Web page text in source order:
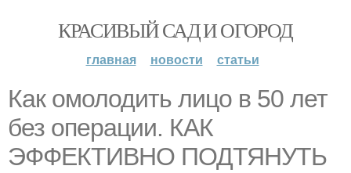
КРАСИВЫЙ САД И ОГОРОД
главная новости статьи
Как омолодить лицо в 50 лет
без операции. КАК
ЭФФЕКТИВНО ПОДТЯНУТЬ